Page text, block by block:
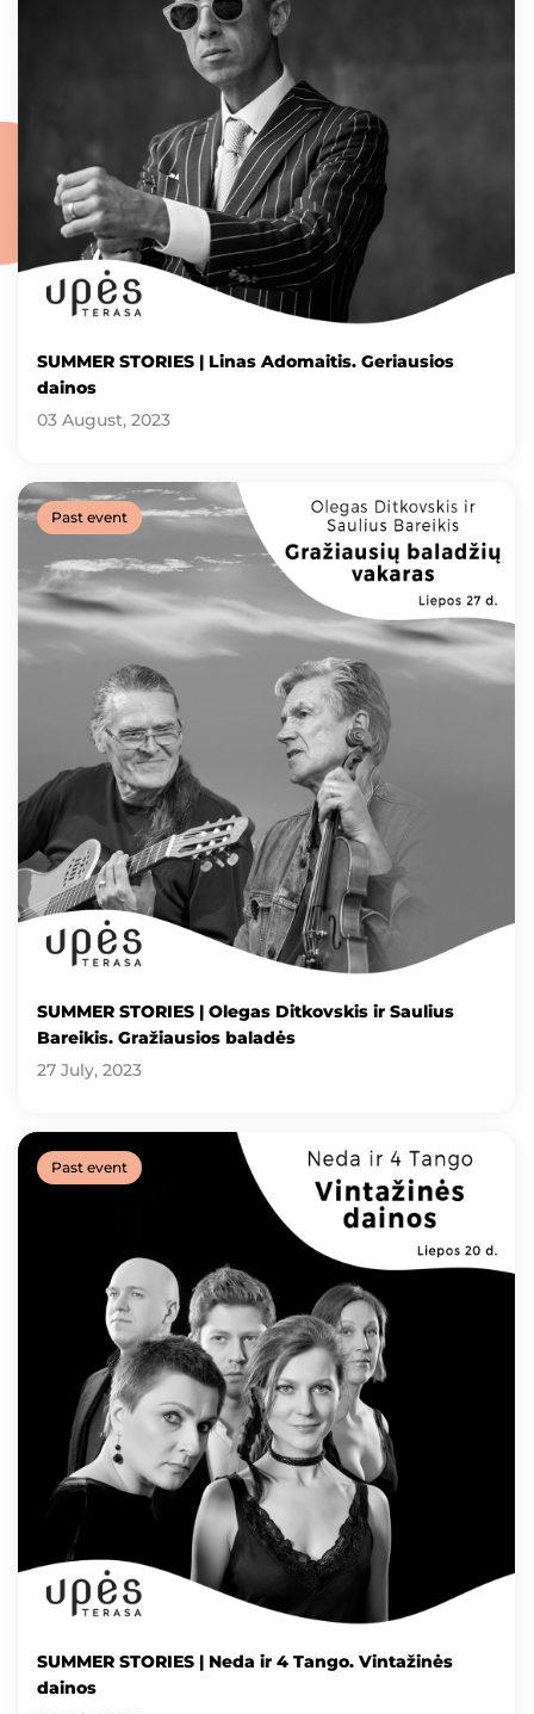
SUMMER STORIES | Linas Adomaitis. Geriausios
dainos
03 August, 2023
Past event
SUMMER STORIES | Olegas Ditkovskis ir Saulius
Bareikis. Gražiausios baladės
27 July, 2023
Past event
SUMMER STORIES | Neda ir 4 Tango. Vintažinės
dainos